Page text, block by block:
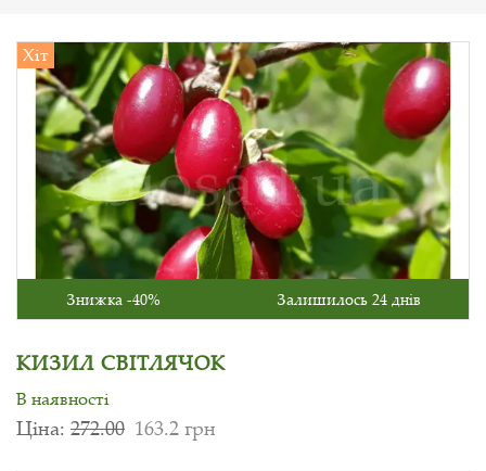
Хіт
Знижка -40% Залишилось 24 днів
КИЗИЛ СВІТЛЯЧОК
В наявності
Ціна: 272.00 163.2 грн